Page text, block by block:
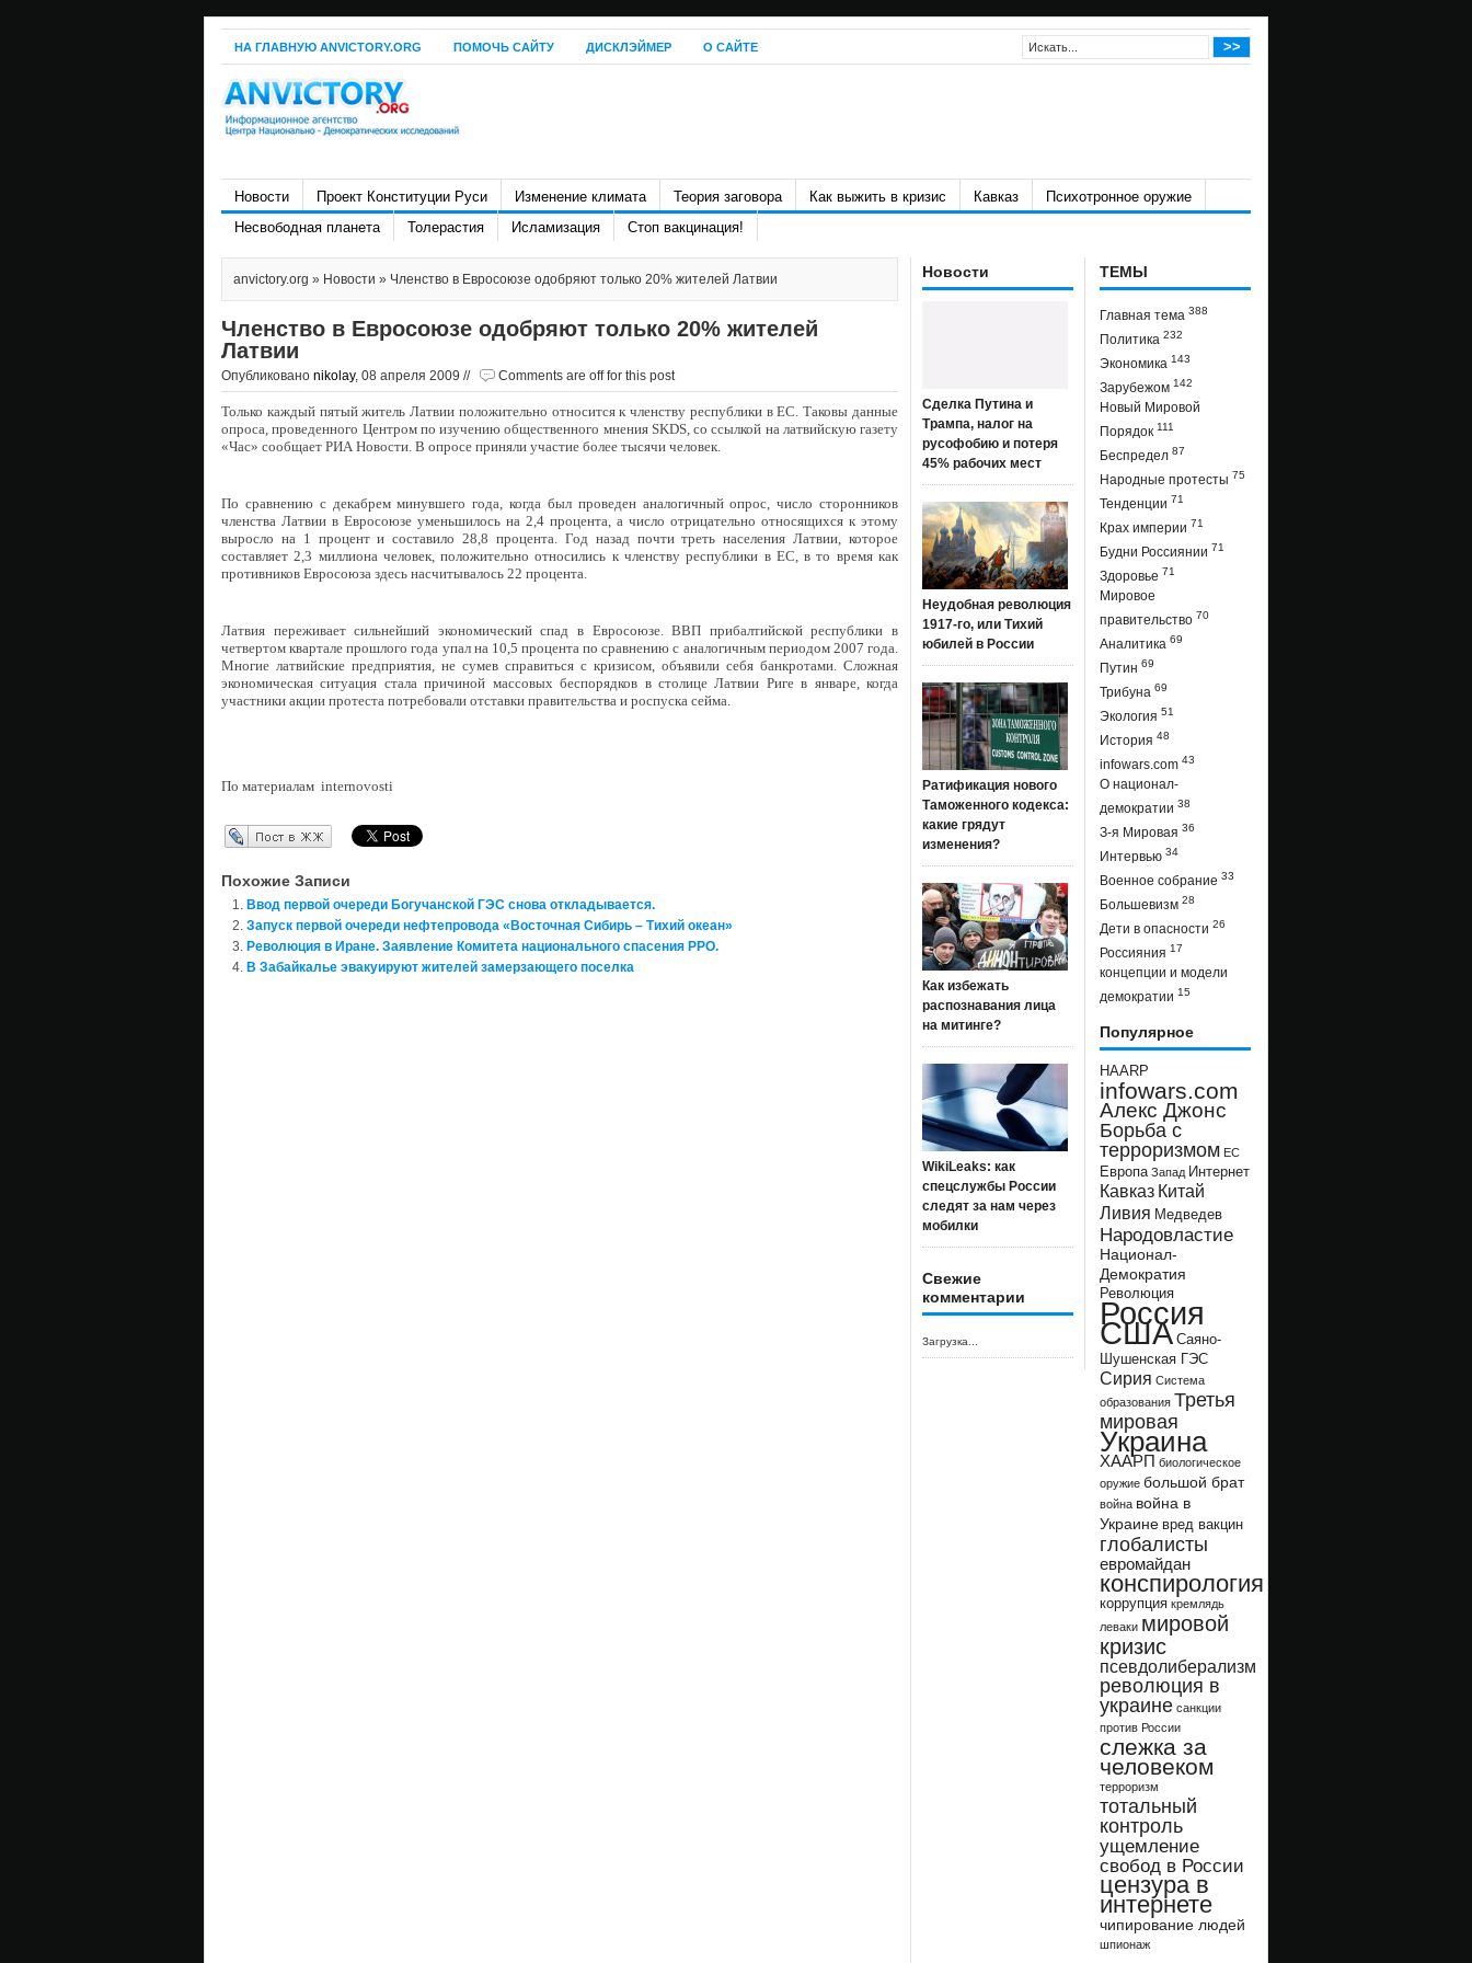
НА ГЛАВНУЮ ANVICTORY.ORG ПОМОЧЬ САЙТУ ДИСКЛЭЙМЕР О САЙТЕ
Новости Проект Конституции Руси Изменение климата Теория заговора Как выжить в кризис Кавказ
Психотронное оружие
Несвободная планета
Толерастия Исламизация Стоп вакцинация!
anvictory.org » Новости » Членство в Евросоюзе одобряют только 20% жителей Латвии
Членство в Евросоюзе одобряют только 20% жителей
Латвии
Опубликовано nikolay, 08 апреля 2009 // Comments are off for this post
Только каждый пятый житель Латвии положительно относится к членству республики в ЕС. Таковы данные
опроса, проведенного Центром по изучению общественного мнения SKDS, со ссылкой на латвийскую газету
«Час» сообщает РИА Новости. В опросе приняли участие более тысячи человек.
По сравнению с декабрем минувшего года, когда был проведен аналогичный опрос, число сторонников
членства Латвии в Евросоюзе уменьшилось на 2,4 процента, а число отрицательно относящихся к этому
выросло на 1 процент и составило 28,8 процента. Год назад почти треть населения Латвии, которое
составляет 2,3 миллиона человек, положительно относились к членству республики в ЕС, в то время как
противников Евросоюза здесь насчитывалось 22 процента.
Латвия переживает сильнейший экономический спад в Евросоюзе. ВВП прибалтийской республики в
четвертом квартале прошлого года упал на 10,5 процента по сравнению с аналогичным периодом 2007 года.
Многие латвийские предприятия, не сумев справиться с кризисом, объявили себя банкротами. Сложная
экономическая ситуация стала причиной массовых беспорядков в столице Латвии Риге в январе, когда
участники акции протеста потребовали отставки правительства и роспуска сейма.
По материалам internovosti
Перепост в ЖЖ
Похожие Записи
Ввод первой очереди Богучанской ГЭС снова откладывается.
Запуск первой очереди нефтепровода «Восточная Сибирь – Тихий океан»
Революция в Иране. Заявление Комитета национального спасения РРО.
В Забайкалье эвакуируют жителей замерзающего поселка
Новости
Сделка Путина и
Трампа, налог на
русофобию и потеря
45% рабочих мест
Неудобная революция
1917-го, или Тихий
юбилей в России
Ратификация нового
Таможенного кодекса:
какие грядут
изменения?
Как избежать
распознавания лица
на митинге?
WikiLeaks: как
спецслужбы России
следят за нам через
мобилки
Свежие
комментарии
Загрузка...
ТЕМЫ
Главная тема 388
Политика 232
Экономика 143
Зарубежом 142
Новый Мировой
Порядок 111
Беспредел 87
Народные протесты 75
Тенденции 71
Крах империи 71
Будни Россиянии 71
Здоровье 71
Мировое
правительство 70
Аналитика 69
Путин 69
Трибуна 69
Экология 51
История 48
infowars.com 43
О национал-
демократии 38
З-я Мировая 36
Интервью 34
Военное собрание 33
Большевизм 28
Дети в опасности 26
Россияния 17
концепции и модели
демократии 15
Популярное
HAARP
infowars.com
Алекс Джонс
Борьба с
терроризмом ЕС
Европа Запад Интернет
Кавказ Китай
Ливия Медведев
Народовластие
Национал-
Демократия
Революция
Россия
США Саяно-
Шушенская ГЭС
Сирия Система
образования Третья
мировая
Украина
ХААРП биологическое
оружие большой брат
война война в
Украине вред вакцин
глобалисты
евромайдан
конспирология
коррупция кремлядь
леваки мировой
кризис
псевдолиберализм
революция в
украине санкции
против России
слежка за
человеком
терроризм
тотальный
контроль
ущемление
свобод в России
цензура в
интернете
чипирование людей
шпионаж